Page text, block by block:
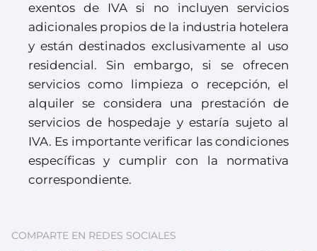
exentos de IVA si no incluyen servicios
adicionales propios de la industria hotelera
y están destinados exclusivamente al uso
residencial. Sin embargo, si se ofrecen
servicios como limpieza o recepción, el
alquiler se considera una prestación de
servicios de hospedaje y estaría sujeto al
IVA. Es importante verificar las condiciones
específicas y cumplir con la normativa
correspondiente.
COMPARTE EN REDES SOCIALES